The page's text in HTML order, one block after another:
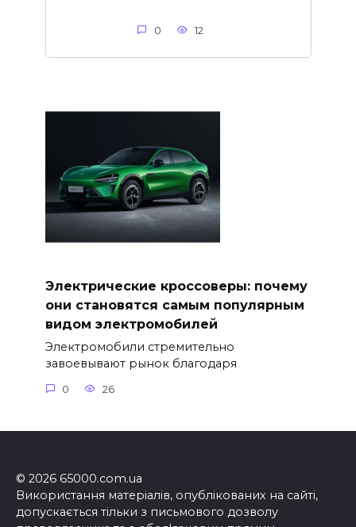
0 12
Электрические кроссоверы: почему
они становятся самым популярным
видом электромобилей
Электромобили стремительно
завоевывают рынок благодаря
0 26
© 2026 65000.com.ua
Використання матеріалів, опублікованих на сайті,
допускається тільки з письмового дозволу